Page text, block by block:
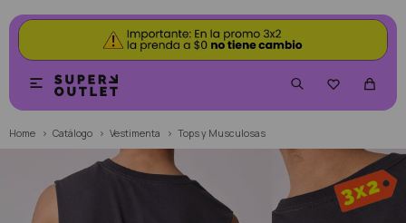


Home Catálogo Vestimenta Tops y Musculosas